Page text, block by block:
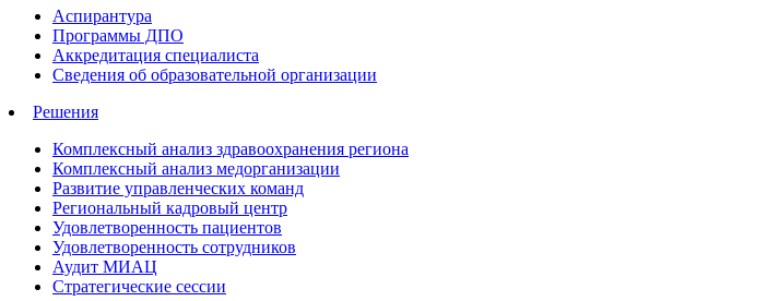
Аспирантура
Программы ДПО
Аккредитация специалиста
Сведения об образовательной организации
Решения
Комплексный анализ здравоохранения региона
Комплексный анализ медорганизации
Развитие управленческих команд
Региональный кадровый центр
Удовлетворенность пациентов
Удовлетворенность сотрудников
Аудит МИАЦ
Стратегические сессии